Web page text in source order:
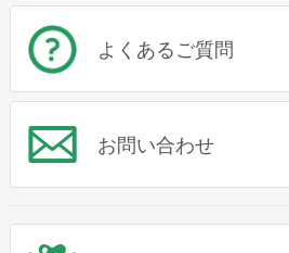
よくあるご質問
お問い合わせ